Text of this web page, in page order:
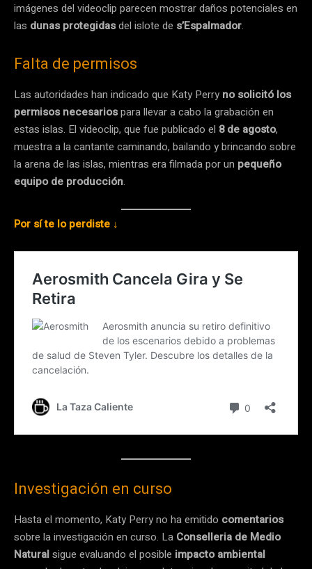
imágenes del videoclip parecen mostrar daños potenciales en
las dunas protegidasdel islote de s’Espalmador.
Falta de permisos
Las autoridades han indicado que Katy Perry no solicitó los
permisos necesariospara llevar a cabo la grabación en
estas islas. El videoclip, que fue publicado el 8 de agosto,
muestra a la cantante caminando, bailando y brincando sobre
la arena de las islas, mientras era filmada por un pequeño
equipo de producción.
Por sí te lo perdiste ↓
Investigación en curso
Hasta el momento, Katy Perry no ha emitido comentarios
sobre la investigación en curso. La Conselleria de Medio
Naturalsigue evaluando el posible impacto ambiental